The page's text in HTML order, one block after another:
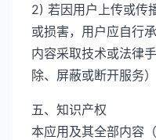
2) 若因用户上传或传
或损害，用户应自行
内容采取技术或法律
除、屏蔽或断开服务）
五、知识产权
本应用及其全部内容